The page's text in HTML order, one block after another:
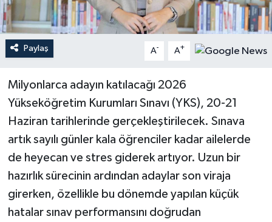
Paylaş A- A+
Milyonlarca adayın katılacağı 2026
Yükseköğretim Kurumları Sınavı (YKS), 20-21
Haziran tarihlerinde gerçekleştirilecek. Sınava
artık sayılı günler kala öğrenciler kadar ailelerde
de heyecan ve stres giderek artıyor. Uzun bir
hazırlık sürecinin ardından adaylar son viraja
girerken, özellikle bu dönemde yapılan küçük
hatalar sınav performansını doğrudan
Spor
Sürmanşet
Teknoloji
Yaşam